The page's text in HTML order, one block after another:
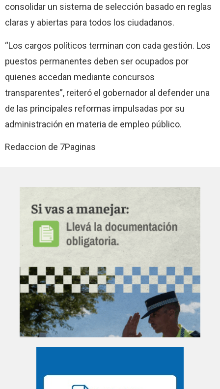
consolidar un sistema de selección basado en reglas
claras y abiertas para todos los ciudadanos.
“Los cargos políticos terminan con cada gestión. Los
puestos permanentes deben ser ocupados por
quienes accedan mediante concursos
transparentes”, reiteró el gobernador al defender una
de las principales reformas impulsadas por su
administración en materia de empleo público.
Redaccion de 7Paginas